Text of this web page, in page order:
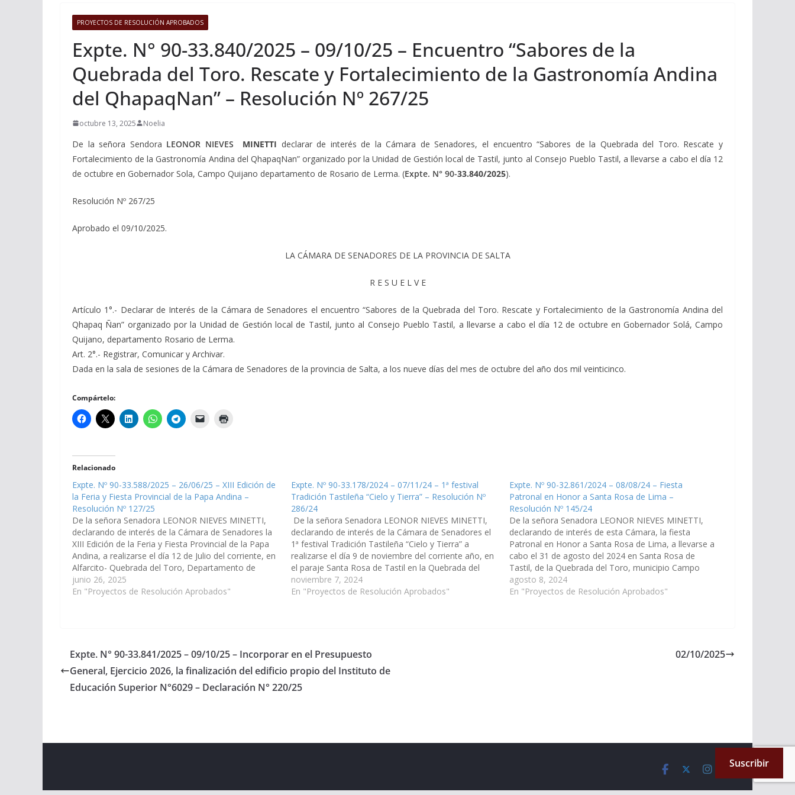
PROYECTOS DE RESOLUCIÓN APROBADOS
Expte. N° 90-33.840/2025 – 09/10/25 – Encuentro “Sabores de la
Quebrada del Toro. Rescate y Fortalecimiento de la Gastronomía Andina
del QhapaqNan” – Resolución Nº 267/25
octubre 13, 2025 Noelia
De la señora Sendora LEONOR NIEVES MINETTI declarar de interés de la Cámara de Senadores, el encuentro “Sabores de la Quebrada del Toro. Rescate y
Fortalecimiento de la Gastronomía Andina del QhapaqNan” organizado por la Unidad de Gestión local de Tastil, junto al Consejo Pueblo Tastil, a llevarse a cabo el día 12
de octubre en Gobernador Sola, Campo Quijano departamento de Rosario de Lerma. (Expte. N° 90-33.840/2025).
Resolución Nº 267/25
Aprobado el 09/10/2025.
LA CÁMARA DE SENADORES DE LA PROVINCIA DE SALTA
R E S U E L V E
Artículo 1°.- Declarar de Interés de la Cámara de Senadores el encuentro “Sabores de la Quebrada del Toro. Rescate y Fortalecimiento de la Gastronomía Andina del
Qhapaq Ñan” organizado por la Unidad de Gestión local de Tastil, junto al Consejo Pueblo Tastil, a llevarse a cabo el día 12 de octubre en Gobernador Solá, Campo
Quijano, departamento Rosario de Lerma.
Art. 2°.- Registrar, Comunicar y Archivar.
Dada en la sala de sesiones de la Cámara de Senadores de la provincia de Salta, a los nueve días del mes de octubre del año dos mil veinticinco.
Compártelo:
Relacionado
Expte. Nº 90-33.588/2025 – 26/06/25 – XIII Edición de
la Feria y Fiesta Provincial de la Papa Andina –
Resolución Nº 127/25
De la señora Senadora LEONOR NIEVES MINETTI,
declarando de interés de la Cámara de Senadores la
XIII Edición de la Feria y Fiesta Provincial de la Papa
Andina, a realizarse el día 12 de Julio del corriente, en
Alfarcito- Quebrada del Toro, Departamento de
Rosario de Lerma. (Expte. Nº 90-33.588/2025, a…
junio 26, 2025
En "Proyectos de Resolución Aprobados"
Expte. Nº 90-33.178/2024 – 07/11/24 – 1ª festival
Tradición Tastileña “Cielo y Tierra” – Resolución Nº
286/24
De la señora Senadora LEONOR NIEVES MINETTI,
declarando de interés de la Cámara de Senadores el
1ª festival Tradición Tastileña “Cielo y Tierra” a
realizarse el día 9 de noviembre del corriente año, en
el paraje Santa Rosa de Tastil en la Quebrada del
Toro, municipio de Campo Quijano. (Expte. Nº…
noviembre 7, 2024
En "Proyectos de Resolución Aprobados"
Expte. Nº 90-32.861/2024 – 08/08/24 – Fiesta
Patronal en Honor a Santa Rosa de Lima –
Resolución Nº 145/24
De la señora Senadora LEONOR NIEVES MINETTI,
declarando de interés de esta Cámara, la fiesta
Patronal en Honor a Santa Rosa de Lima, a llevarse a
cabo el 31 de agosto del 2024 en Santa Rosa de
Tastil, de la Quebrada del Toro, municipio Campo
Quijano, departamento de Rosario de Lerma. (Expte.
…
agosto 8, 2024
En "Proyectos de Resolución Aprobados"
Expte. N° 90-33.841/2025 – 09/10/25 – Incorporar en el Presupuesto
General, Ejercicio 2026, la finalización del edificio propio del Instituto de
Educación Superior N°6029 – Declaración N° 220/25
02/10/2025
Suscribir